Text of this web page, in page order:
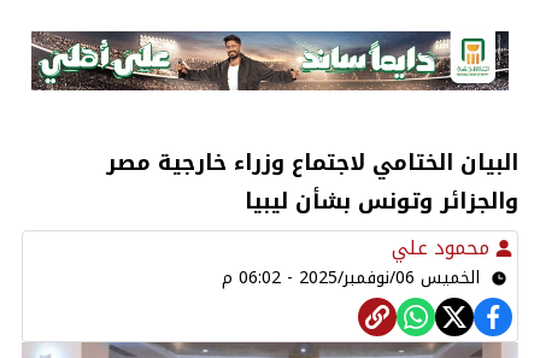
البيان الختامي لاجتماع وزراء خارجية مصر
والجزائر وتونس بشأن ليبيا
محمود علي
الخميس 06/نوفمبر/2025 - 06:02 م